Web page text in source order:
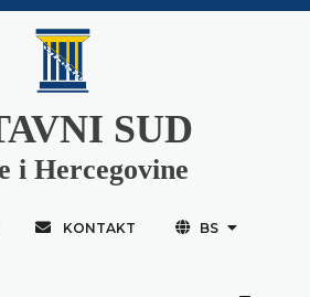
SUD
i Hercegovine
KONTAKT BS